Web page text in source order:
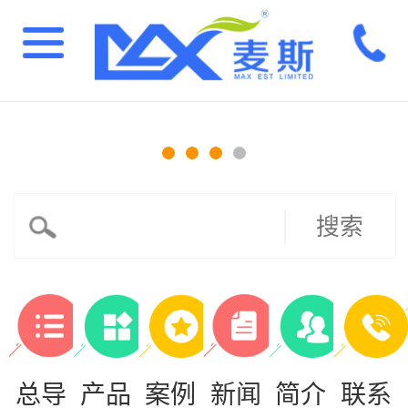
搜索
总导 产品 案例 新闻 简介 联系